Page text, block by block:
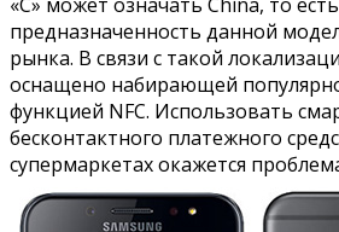
предназначенность данной
рынка. В связи с такой
оснащено набирающей
функцией NFC. Использовать
бесконтактного платежного
супермаркетах окажется